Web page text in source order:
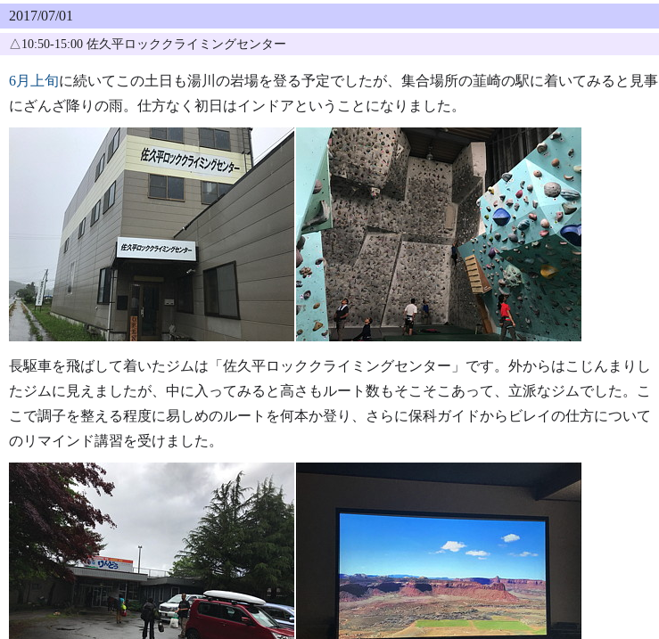
2017/07/01
△10:50-15:00 佐久平ロッククライミングセンター
6月上旬に続いてこの土日も湯川の岩場を登る予定でしたが、集合場所の韮崎の駅に着いてみると見事
にざんざ降りの雨。仕方なく初日はインドアということになりました。
長駆車を飛ばして着いたジムは「佐久平ロッククライミングセンター」です。外からはこじんまりし
たジムに見えましたが、中に入ってみると高さもルート数もそこそこあって、立派なジムでした。こ
こで調子を整える程度に易しめのルートを何本か登り、さらに保科ガイドからビレイの仕方について
のリマインド講習を受けました。